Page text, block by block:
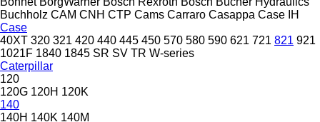
Buchholz CAM CNH CTP Cams Carraro Casappa Case IH
Case
40XT 320 321 420 440 445 450 570 580 590 621 721 821 921
1021F 1840 1845 SR SV TR W-series
Caterpillar
120
120G 120H 120K
140
140H 140K 140M